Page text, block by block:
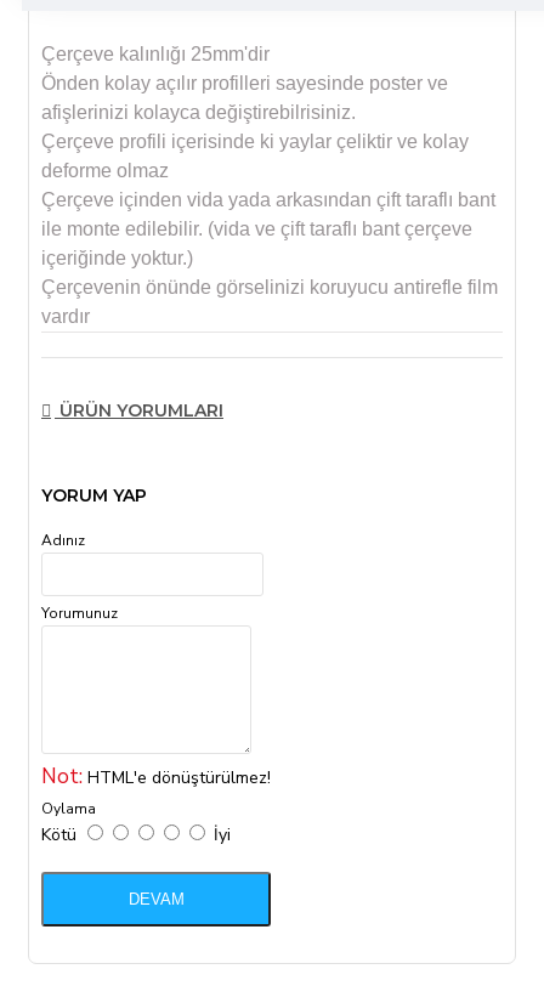
Çerçeve kalınlığı 25mm'dir
Önden kolay açılır profilleri sayesinde poster ve
afişlerinizi kolayca değiştirebilrisiniz.
Çerçeve profili içerisinde ki yaylar çeliktir ve kolay
deforme olmaz
Çerçeve içinden vida yada arkasından çift taraflı bant
ile monte edilebilir. (vida ve çift taraflı bant çerçeve
içeriğinde yoktur.)
Çerçevenin önünde görselinizi koruyucu antirefle film
vardır
ÜRÜN YORUMLARI
YORUM YAP
Adınız
Yorumunuz
Not: HTML'e dönüştürülmez!
Oylama
Kötü İyi
DEVAM